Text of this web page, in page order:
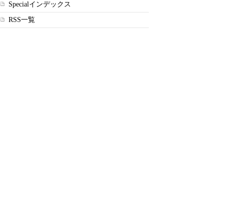
Specialインデックス
RSS一覧